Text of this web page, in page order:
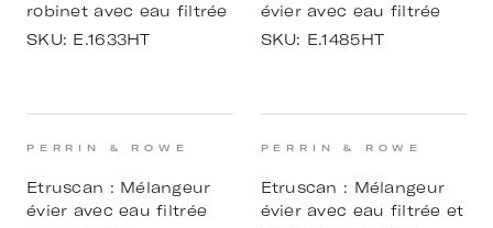
robinet avec eau filtrée
SKU: E.1633HT
évier avec eau filtrée
SKU: E.1485HT
PERRIN & ROWE
Etruscan : Mélangeur
évier avec eau filtrée
PERRIN & ROWE
Etruscan : Mélangeur
évier avec eau filtrée et